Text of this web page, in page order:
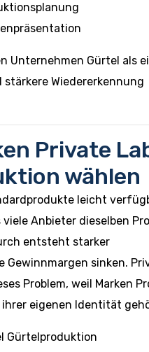
Unternehmen Gürtel als
Wiedererkennung
Private
wählen
leicht
Anbieter dieselben
entsteht starker
Gewinnmargen sinken.
Problem, weil Marken
eigenen Identität
Gürtelproduktion